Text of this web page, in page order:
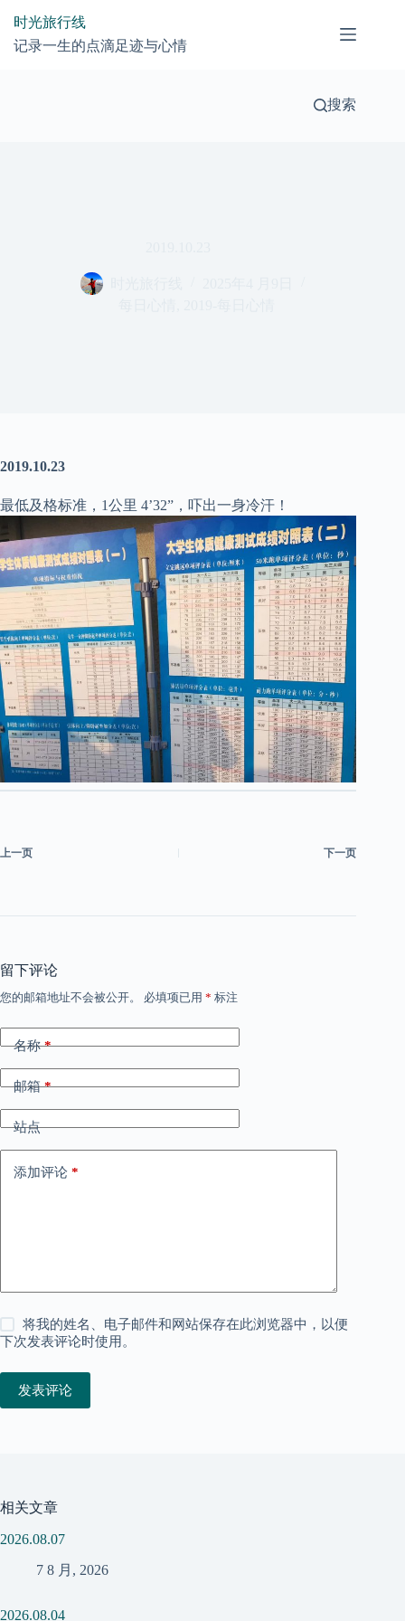
时光旅行线
记录一生的点滴足迹与心情
搜索
2019.10.23
最低及格标准，1公里 4’32”，吓出一身冷汗！
上一页 下一页
留下评论
您的邮箱地址不会被公开。 必填项已用 * 标注
名称*
邮箱*
站点
添加评论 *
将我的姓名、电子邮件和网站保存在此浏览器中，以便
下次发表评论时使用。
发表评论
相关文章
2026.08.07
7 8 月, 2026
2026.08.04